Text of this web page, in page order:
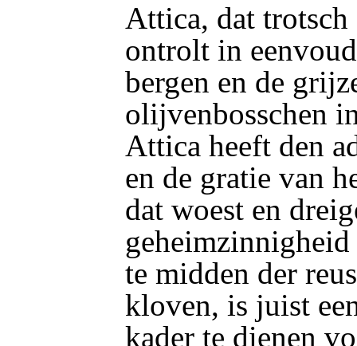
Attica, dat trotsch
ontrolt in
bergen en de
olijvenbosschen
Attica heeft den
en de gratie van
dat woest en
te midden der
kloven, is juist
kader te dienen